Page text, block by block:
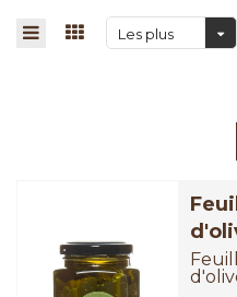
Les plus